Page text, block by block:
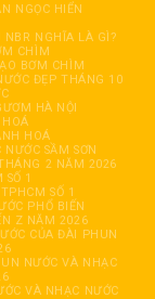
NGỌC HIỂN
NGHĨA LÀ GÌ?
CHÌM
BƠM CHÌM
ĐẸP THÁNG 10
HÀ NỘI
HOÁ
NƯỚC SẦM SƠN
2 NĂM 2026
1
SỐ 1
PHỔ BIẾN
Z NĂM 2026
CỦA ĐÀI PHUN
NƯỚC VÀ NHẠC
VÀ NHẠC NƯỚC